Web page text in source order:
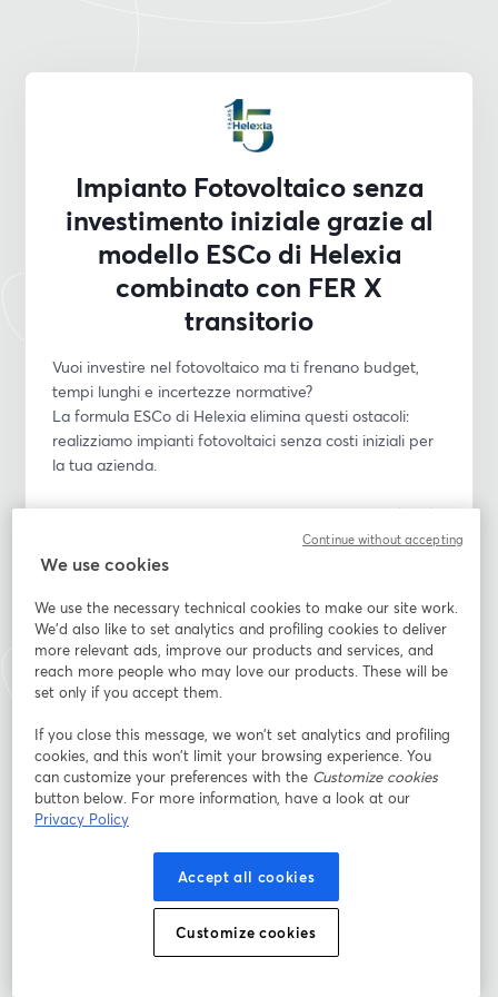
Impianto Fotovoltaico senza
investimento iniziale grazie al
modello ESCo di Helexia
combinato con FER X
transitorio
Vuoi investire nel fotovoltaico ma ti frenano budget,
tempi lunghi e incertezze normative?
La formula ESCo di Helexia elimina questi ostacoli:
realizziamo impianti fotovoltaici senza costi iniziali per
la tua azienda.
Con soluzioni come Power Purchase Agreement (PPA)
e Noleggio Operativo, ci occupiamo di tutto: strategia,
finanziamento, costruzione e gestione.
Nel 2025, il nuovo incentivo FER X Transitorio rende
l’opportunità ancora più vantaggiosa.
Partecipa al webinar
ชื่อ*
We use cookies
We use the necessary technical cookies to make our site work.
We'd also like to set analytics and profiling cookies to deliver
more relevant ads, improve our products and services, and
reach more people who may love our products. These will be
set only if you accept them.
If you close this message, we won’t set analytics and profiling
cookies, and this won’t limit your browsing experience. You
can customize your preferences with the Customize cookies
button below. For more information, have a look at our
Privacy Policy
Accept all cookies
Customize cookies
Continue without accepting